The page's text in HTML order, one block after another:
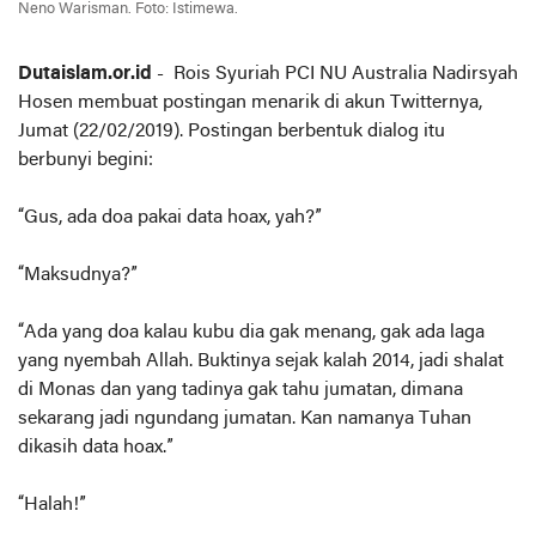
Neno Warisman. Foto: Istimewa.
Dutaislam.or.id - Rois Syuriah PCI NU Australia Nadirsyah
Hosen membuat postingan menarik di akun Twitternya,
Jumat (22/02/2019). Postingan berbentuk dialog itu
berbunyi begini:
“Gus, ada doa pakai data hoax, yah?”
“Maksudnya?”
“Ada yang doa kalau kubu dia gak menang, gak ada laga
yang nyembah Allah. Buktinya sejak kalah 2014, jadi shalat
di Monas dan yang tadinya gak tahu jumatan, dimana
sekarang jadi ngundang jumatan. Kan namanya Tuhan
dikasih data hoax.”
“Halah!”